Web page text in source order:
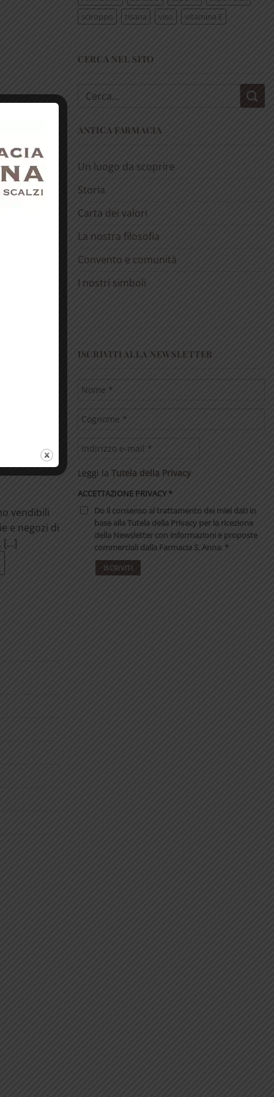
sciroppo
tisana viso vitamina E
CERCA NEL SITO
Cerca:
ANTICA FARMACIA
Un luogo da scoprire
Storia
Carta dei valori
La nostra filosofia
Convento e comunità
I nostri simboli
un
vendibili
e negozi di
ISCRIVITI ALLA NEWSLETTER
Leggi la Tutela della Privacy
ACCETTAZIONE PRIVACY*
Do il consenso al trattamento dei miei dati in
base alla Tutela della Privacy per la ricezione
della Newsletter con informazioni e proposte
commerciali dalla Farmacia S. Anna. *